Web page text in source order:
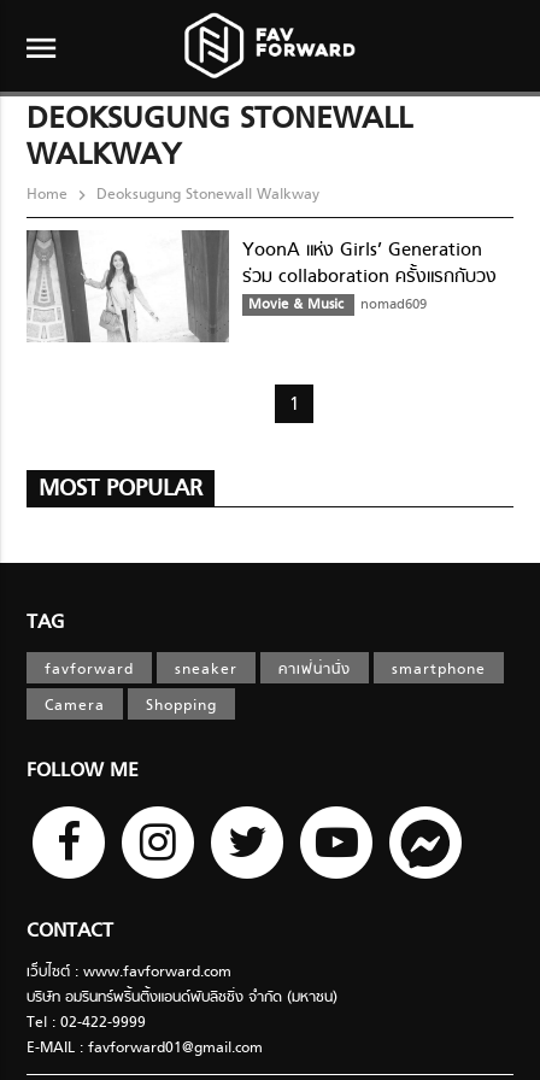
menu
DEOKSUGUNG STONEWALL
WALKWAY
Home Deoksugung Stonewall Walkway
YoonA แห่ง Girls’ Generation
ร่วม collaboration ครั้งแรกกับวง
10CM
Movie & Music nomad609
1
MOST POPULAR
TAG
favforward sneaker คาเฟ่น่านั่ง
smartphone
Camera
Shopping
FOLLOW ME
CONTACT
เว็บไซต์ : www.favforward.com
บริษัท อมรินทร์พริ้นติ้งแอนด์พับลิชชิ่ง จำกัด (มหาชน)
Tel : 02-422-9999
E-MAIL :favforward01@gmail.com